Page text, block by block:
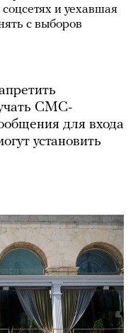
и уехавшая
с выборов
СМС-
для входа
установить